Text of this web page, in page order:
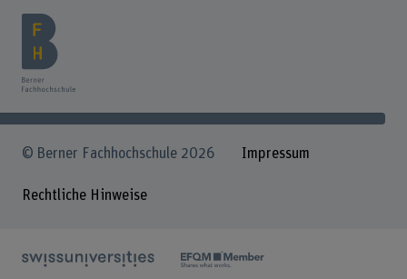
© Berner Fachhochschule 2026 Impressum
Rechtliche Hinweise